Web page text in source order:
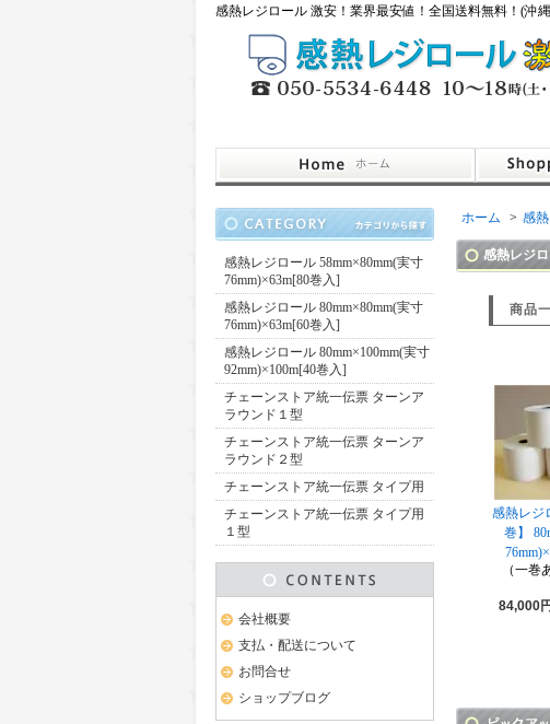
感熱レジロール 激安！業界最安値！全国送料無料！(沖
感熱レジロール 58mm×80mm(実寸
76mm)×63m[80巻入]
感熱レジロール 80mm×80mm(実寸
76mm)×63m[60巻入]
感熱レジロール 80mm×100mm(実寸
92mm)×100m[40巻入]
チェーンストア統一伝票 ターンア
ラウンド１型
チェーンストア統一伝票 ターンア
ラウンド２型
チェーンストア統一伝票 タイプ用
チェーンストア統一伝票 タイプ用
１型
会社概要
支払・配送について
お問合せ
ショップブログ
ホーム > 感
感熱レジ
商品
感熱レジ
巻】
（一巻
84,000